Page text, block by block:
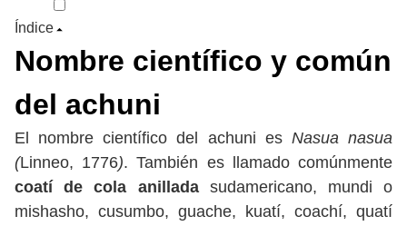
Índice
Nombre científico y común
del achuni
El nombre científico del achuni es Nasua nasua
(Linneo, 1776). También es llamado comúnmente
coatí de cola anilladasudamericano, mundi o
mishasho, cusumbo, guache, kuatí, coachí, quatí